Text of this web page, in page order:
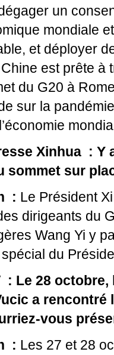
un
mondiale
et déployer
est prête à
du G20 à
sur la
Xinhua : Y
sommet sur
: Le Président
dirigeants du
Wang Yi y
du
: Le 28
a rencontré
vous
: Les 27 et 28